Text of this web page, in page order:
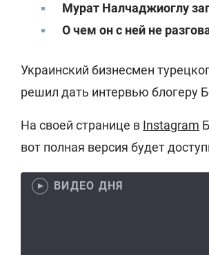
Мурат Налчаджиоглу
О чем он с ней не
Украинский бизнесмен
решил дать интервью блогеру
На своей странице в Instagram
вот полная версия будет
ВИДЕО ДНЯ